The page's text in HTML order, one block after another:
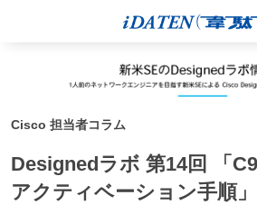
Cisco 担当者コラム
Designedラボ 第14回 「
アクティベーション手順」